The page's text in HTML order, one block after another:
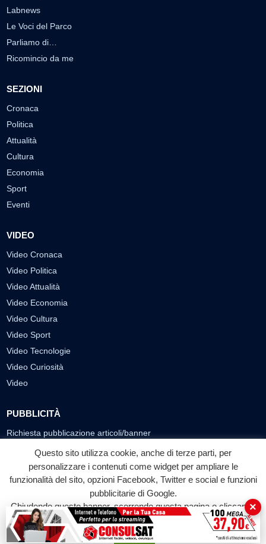
Labnews
Le Voci del Parco
Parliamo di…
Ricomincio da me
SEZIONI
Cronaca
Politica
Attualità
Cultura
Economia
Sport
Eventi
VIDEO
Video Cronaca
Video Politica
Video Attualità
Video Economia
Video Cultura
Video Sport
Video Tecnologie
Video Curiosità
Video
PUBBLICITÀ
Richiesta pubblicazione articoli/banner
SEGUICI SUI SOCIAL
f
Facebook
◎ ▶
YouTube
© 2026 LABTV - Tutti i diritti riservati
Questo sito utilizza cookie, anche di terze parti, per
personalizzare i contenuti come widget per ampliare le
funzionalità del sito, opzioni Facebook, Twitter e social e funzioni
pubblicitarie di Google.
Chiudendo questo banner, scorrendo questa pagina o cliccando
su qualunque suo elemento acconsenti all'uso dei cookie.
Accetta
×